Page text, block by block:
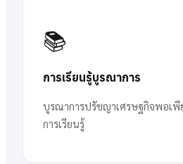
📚
การเรียนรู้บูรณาการ
บูรณาการปรัชญาเศรษฐกิจพอเพี
การเรียนรู้